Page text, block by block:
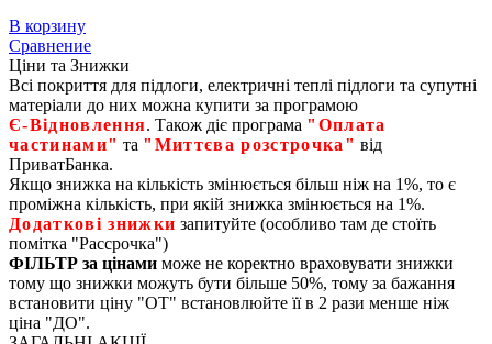
В корзину
Сравнение
Ціни та Знижки
Всі покриття для підлоги, електричні теплі підлоги та супутні
матеріали до них можна купити за програмою
Є‑Відновлення. Також діє програма "Оплата
частинами" та "Миттєва розстрочка" від
ПриватБанка.
Якщо знижка на кількість змінюється більш ніж на 1%, то є
проміжна кількість, при якій знижка змінюється на 1%.
Додаткові знижки запитуйте (особливо там де стоїть
помітка "Рассрочка")
ФІЛЬТР за цінами може не коректно враховувати знижки
тому що знижки можуть бути більше 50%, тому за бажання
встановити ціну "ОТ" встановлюйте її в 2 рази менше ніж
ціна "ДО".